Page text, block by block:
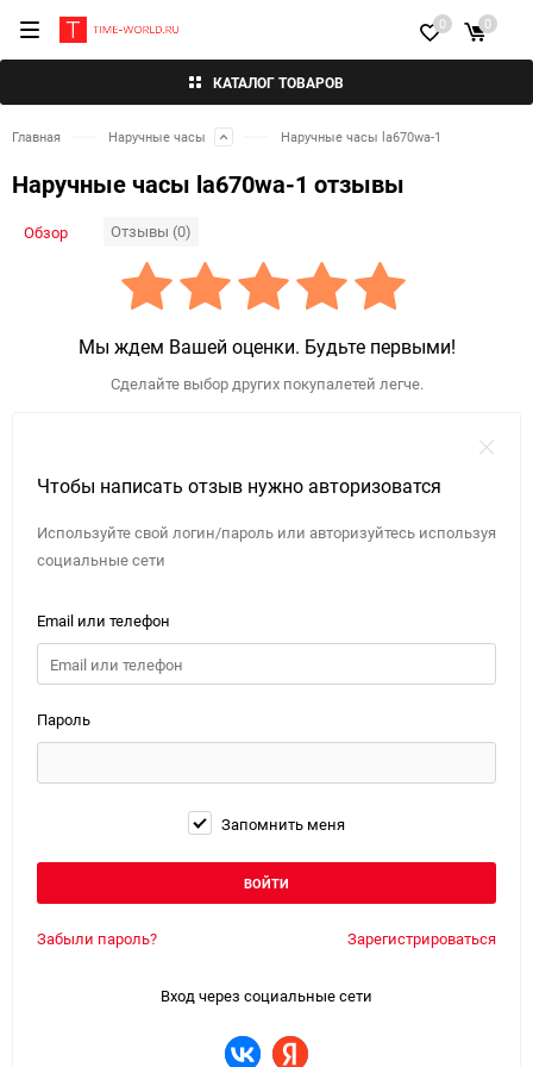
КАТАЛОГ ТОВАРОВ
0 0
Главная Наручные часы Наручные часы la670wa-1
Наручные часы la670wa-1 отзывы
Обзор Отзывы (0)
Мы ждем Вашей оценки. Будьте первыми!
Сделайте выбор других покупалетей легче.
Чтобы написать отзыв нужно авторизоватся
Используйте свой логин/пароль или авторизуйтесь используя
социальные сети
Email или телефон
Пароль
Запомнить меня
Забыли пароль? Зарегистрироваться
Вход через социальные сети